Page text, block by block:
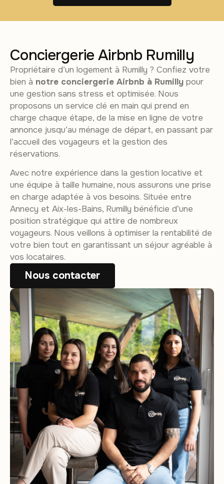
Conciergerie Airbnb Rumilly
Propriétaire d’un logement à Rumilly ? Confiez votre
bien à notre conciergerie Airbnb à Rumilly pour
une gestion sans stress et optimisée. Nous
proposons un service clé en main qui prend en
charge chaque étape, de la mise en ligne de votre
annonce jusqu’au ménage de départ, en passant par
l’accueil des voyageurs et la gestion des
réservations.
Avec notre expérience dans la gestion locative et
une équipe à taille humaine, nous assurons une prise
en charge adaptée à vos besoins. Située entre
Annecy et Aix-les-Bains, Rumilly bénéficie d’une
position stratégique qui attire de nombreux
voyageurs. Nous veillons à optimiser la rentabilité de
votre bien tout en garantissant un séjour agréable à
vos locataires.
Nous contacter